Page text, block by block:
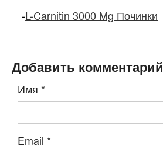
-L-Carnitin 3000 Mg Починки
Добавить комментарий
Имя *
Email *